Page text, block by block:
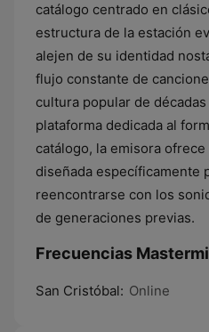
catálogo centrado en
estructura de la estación
alejen de su identidad
flujo constante de
cultura popular de
plataforma dedicada al
catálogo, la emisora
diseñada específicamente
reencontrarse con los
de generaciones previas.
Frecuencias
San Cristóbal: Online